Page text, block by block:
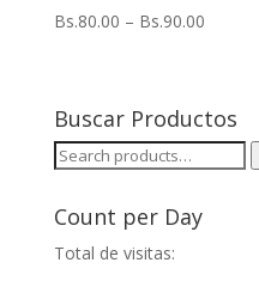
Bs.80.00 – Bs.90.00
Buscar Productos
Search
Count per Day
Total de visitas: